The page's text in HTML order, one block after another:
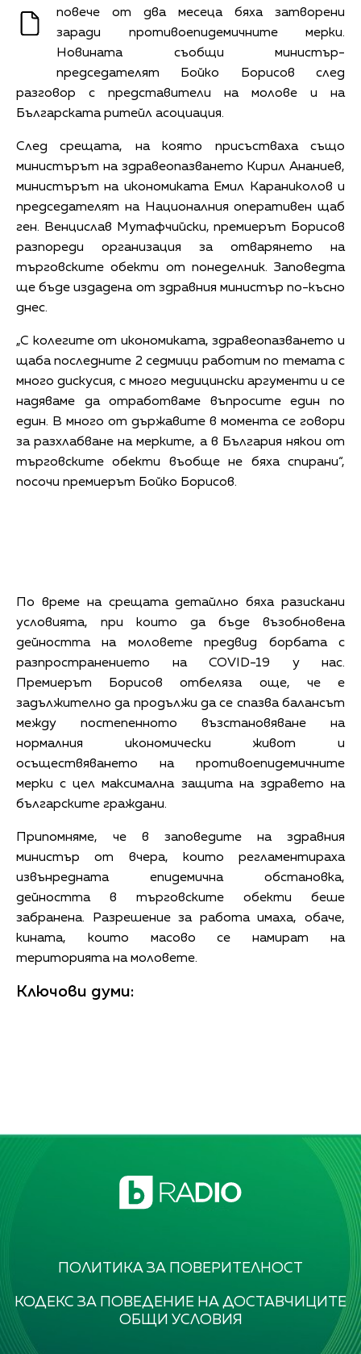
повече от два месеца бяха затворени
заради противоепидемичните мерки.
Новината съобщи министър-
председателят Бойко Борисов след
разговор с представители на молове и на
Българската ритейл асоциация.
След срещата, на която присъстваха също
министърът на здравеопазването Кирил Ананиев,
министърът на икономиката Емил Караниколов и
председателят на Националния оперативен щаб
ген. Венцислав Мутафчийски, премиерът Борисов
разпореди организация за отварянето на
търговските обекти от понеделник. Заповедта
ще бъде издадена от здравния министър по-късно
днес.
„С колегите от икономиката, здравеопазването и
щаба последните 2 седмици работим по темата с
много дискусия, с много медицински аргументи и се
надяваме да отработваме въпросите един по
един. В много от държавите в момента се говори
за разхлабване на мерките, а в България някои от
търговските обекти въобще не бяха спирани“,
посочи премиерът Бойко Борисов.
По време на срещата детайлно бяха разискани
условията, при които да бъде възобновена
дейността на моловете предвид борбата с
разпространението на COVID-19 у нас.
Премиерът Борисов отбеляза още, че е
задължително да продължи да се спазва балансът
между постепенното възстановяване на
нормалния икономически живот и
осъществяването на противоепидемичните
мерки с цел максимална защита на здравето на
българските граждани.
Припомняме, че в заповедите на здравния
министър от вчера, които регламентираха
извънредната епидемична обстановка,
дейността в търговските обекти беше
забранена. Разрешение за работа имаха, обаче,
кината, които масово се намират на
територията на моловете.
Ключови думи:
ПОЛИТИКА ЗА ПОВЕРИТЕЛНОСТ
КОДЕКС ЗА ПОВЕДЕНИЕ НА ДОСТАВЧИЦИТЕ
ОБЩИ УСЛОВИЯ